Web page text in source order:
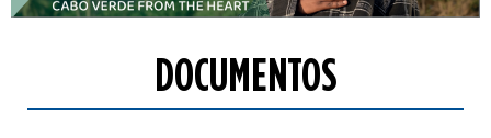
DOCUMENTOS